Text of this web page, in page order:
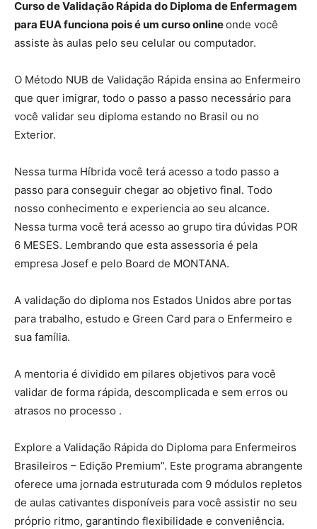
Curso de Validação Rápida do Diploma de Enfermagem
para EUA funciona pois é um curso onlineonde você
assiste às aulas pelo seu celular ou computador.
O Método NUB de Validação Rápida ensina ao Enfermeiro
que quer imigrar, todo o passo a passo necessário para
você validar seu diploma estando no Brasil ou no
Exterior.
Nessa turma Híbrida você terá acesso a todo passo a
passo para conseguir chegar ao objetivo final. Todo
nosso conhecimento e experiencia ao seu alcance.
Nessa turma você terá acesso ao grupo tira dúvidas POR
6 MESES. Lembrando que esta assessoria é pela
empresa Josef e pelo Board de MONTANA.
A validação do diploma nos Estados Unidos abre portas
para trabalho, estudo e Green Card para o Enfermeiro e
sua família.
A mentoria é dividido em pilares objetivos para você
validar de forma rápida, descomplicada e sem erros ou
atrasos no processo .
Explore a Validação Rápida do Diploma para Enfermeiros
Brasileiros – Edição Premium”. Este programa abrangente
oferece uma jornada estruturada com 9 módulos repletos
de aulas cativantes disponíveis para você assistir no seu
próprio ritmo, garantindo flexibilidade e conveniência.